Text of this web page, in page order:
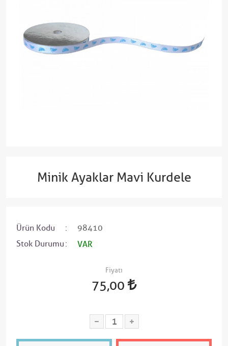
Minik Ayaklar Mavi Kurdele
Ürün Kodu
98410
Stok Durumu
VAR
Fiyatı
75,00